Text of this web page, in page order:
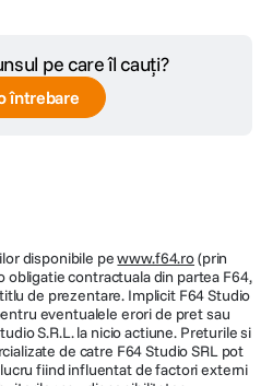
pe care îl cauți?
întrebare
disponibile pewww.f64.ro(prin
obligatie contractuala din partea F64,
de prezentare. Implicit F64 Studio
eventualele erori de pret sau
S.R.L. la nicio actiune. Preturile si
de catre F64 Studio SRL pot
fiind influentat de factori externi